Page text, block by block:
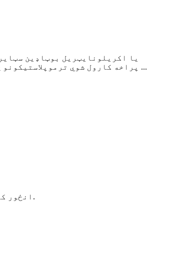
پراخه کارول شوي ترموپلاستیکونو څخه دی. دا معمولا د موټرو اجزاو، مصرف کونکي الیکترونیک لوبو او صنعتي برخو کې کارول کیږي. په هرصورت، کیفیت ...
که تاسو د 3D / 2D انځور کولو فایل لرئ چې زموږ د حوالې لپاره چمتو کیدی شي، مهرباني وکړئ دا مستقیم د بریښنالیک له لارې واستوئ.